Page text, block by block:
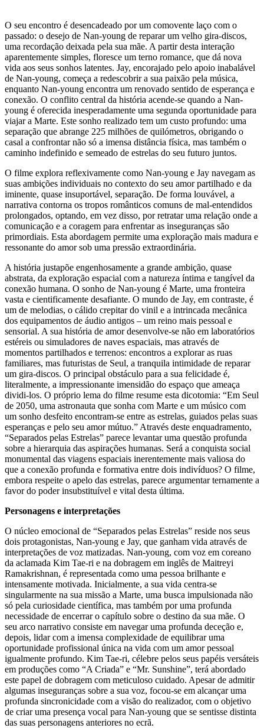
O seu encontro é desencadeado por um comovente laço com o
passado: o desejo de Nan-young de reparar um velho gira-discos,
uma recordação deixada pela sua mãe. A partir desta interação
aparentemente simples, floresce um terno romance, que dá nova
vida aos seus sonhos latentes. Jay, encorajado pelo apoio inabalável
de Nan-young, começa a redescobrir a sua paixão pela música,
enquanto Nan-young encontra um renovado sentido de esperança e
conexão. O conflito central da história acende-se quando a Nan-
young é oferecida inesperadamente uma segunda oportunidade para
viajar a Marte. Este sonho realizado tem um custo profundo: uma
separação que abrange 225 milhões de quilómetros, obrigando o
casal a confrontar não só a imensa distância física, mas também o
caminho indefinido e semeado de estrelas do seu futuro juntos.
O filme explora reflexivamente como Nan-young e Jay navegam as
suas ambições individuais no contexto do seu amor partilhado e da
iminente, quase insuportável, separação. De forma louvável, a
narrativa contorna os tropos românticos comuns de mal-entendidos
prolongados, optando, em vez disso, por retratar uma relação onde a
comunicação e a coragem para enfrentar as inseguranças são
primordiais. Esta abordagem permite uma exploração mais madura e
ressonante do amor sob uma pressão extraordinária.
A história justapõe engenhosamente a grande ambição, quase
abstrata, da exploração espacial com a natureza íntima e tangível da
conexão humana. O sonho de Nan-young é Marte, uma fronteira
vasta e cientificamente desafiante. O mundo de Jay, em contraste, é
um de melodias, o cálido crepitar do vinil e a intrincada mecânica
dos equipamentos de áudio antigos – um reino mais pessoal e
sensorial. A sua história de amor desenvolve-se não em laboratórios
estéreis ou simuladores de naves espaciais, mas através de
momentos partilhados e terrenos: encontros a explorar as ruas
familiares, mas futuristas de Seul, a tranquila intimidade de reparar
um gira-discos. O principal obstáculo para a sua felicidade é,
literalmente, a impressionante imensidão do espaço que ameaça
dividi-los. O próprio lema do filme resume esta dicotomia: “Em Seul
de 2050, uma astronauta que sonha com Marte e um músico com
um sonho desfeito encontram-se entre as estrelas, guiados pelas suas
esperanças e pelo seu amor mútuo.” Através deste enquadramento,
“Separados pelas Estrelas” parece levantar uma questão profunda
sobre a hierarquia das aspirações humanas. Será a conquista social
monumental das viagens espaciais inerentemente mais valiosa do
que a conexão profunda e formativa entre dois indivíduos? O filme,
embora respeite o apelo das estrelas, parece argumentar ternamente a
favor do poder insubstituível e vital desta última.
Personagens e interpretações
O núcleo emocional de “Separados pelas Estrelas” reside nos seus
dois protagonistas, Nan-young e Jay, que ganham vida através de
interpretações de voz matizadas. Nan-young, com voz em coreano
da aclamada Kim Tae-ri e na dobragem em inglês de Maitreyi
Ramakrishnan, é representada como uma pessoa brilhante e
intensamente motivada. Inicialmente, a sua vida centra-se
singularmente na sua missão a Marte, uma busca impulsionada não
só pela curiosidade científica, mas também por uma profunda
necessidade de encerrar o capítulo sobre o destino da sua mãe. O
seu arco narrativo consiste em navegar uma profunda deceção e,
depois, lidar com a imensa complexidade de equilibrar uma
oportunidade profissional única na vida com um amor pessoal
igualmente profundo. Kim Tae-ri, célebre pelos seus papéis versáteis
em produções como “A Criada” e “Mr. Sunshine”, terá abordado
este papel de dobragem com meticuloso cuidado. Apesar de admitir
algumas inseguranças sobre a sua voz, focou-se em alcançar uma
profunda sincronicidade com a visão do realizador, com o objetivo
de criar uma presença vocal para Nan-young que se sentisse distinta
das suas personagens anteriores no ecrã.